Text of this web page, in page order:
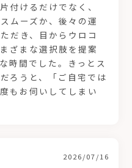
付けるだけでなく、
ムーズか、後々の運
だき、目からウロコ
ざまな選択肢を提案
時間でした。きっとス
ろうと、「ご自宅では
もお伺いしてしまい
2026/07/16